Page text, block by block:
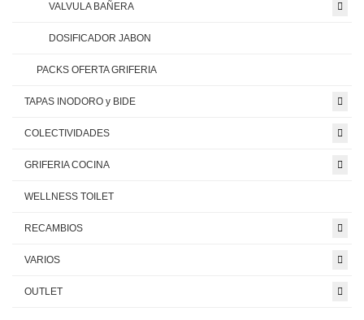
VALVULA BAÑERA
DOSIFICADOR JABON
PACKS OFERTA GRIFERIA
TAPAS INODORO y BIDE
COLECTIVIDADES
GRIFERIA COCINA
WELLNESS TOILET
RECAMBIOS
VARIOS
OUTLET